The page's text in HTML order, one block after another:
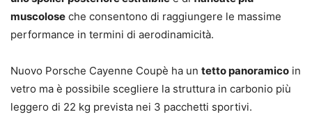
muscolose che consentono di raggiungere le massime
performance in termini di aerodinamicità.
Nuovo Porsche Cayenne Coupè ha un tetto panoramico in
vetro ma è possibile scegliere la struttura in carbonio più
leggero di 22 kg prevista nei 3 pacchetti sportivi.